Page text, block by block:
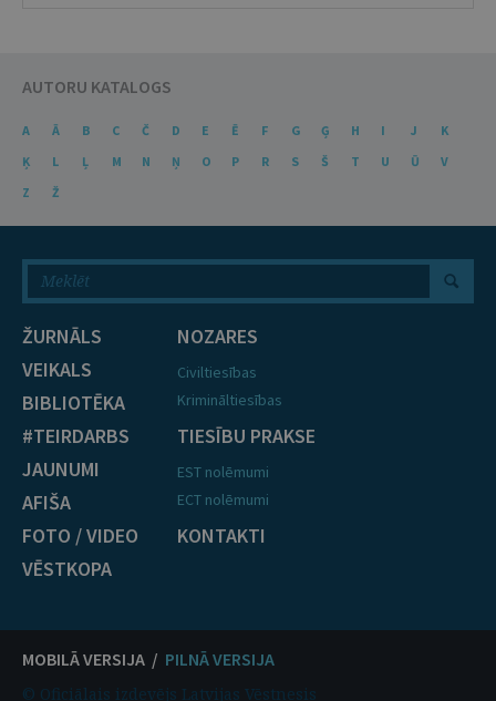
AUTORU KATALOGS
A Ā B C Č D E Ē F G Ģ H I J
K
Ķ
L Ļ M N Ņ O P R S Š T U Ū
V
Z
Ž
ŽURNĀLS
VEIKALS
BIBLIOTĒKA
#TEIRDARBS
JAUNUMI
AFIŠA
FOTO / VIDEO
VĒSTKOPA
NOZARES
Civiltiesības
Krimināltiesības
TIESĪBU PRAKSE
EST nolēmumi
ECT nolēmumi
KONTAKTI
MOBILĀ VERSIJA / PILNĀ VERSIJA
© Oficiālais izdevējs Latvijas Vēstnesis